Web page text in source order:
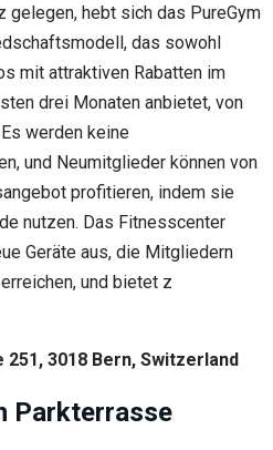
gelegen, hebt sich das PureGym
das sowohl
mit attraktiven Rabatten im
drei Monaten anbietet, von
werden keine
und Neumitglieder können von
profitieren, indem sie
nutzen. Das Fitnesscenter
Geräte aus, die Mitgliedern
und bietet z
3018 Bern, Switzerland
Parkterrasse